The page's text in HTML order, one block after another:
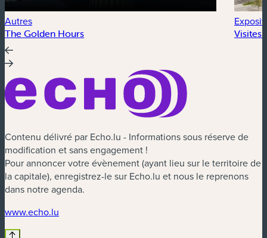
Autres
The Golden Hours Visites
Contenu délivré par Echo.lu - Informations sous réserve de
modification et sans engagement !
Pour annoncer votre évènement (ayant lieu sur le territoire de
la capitale), enregistrez-le sur Echo.lu et nous le reprenons
dans notre agenda.
www.echo.lu